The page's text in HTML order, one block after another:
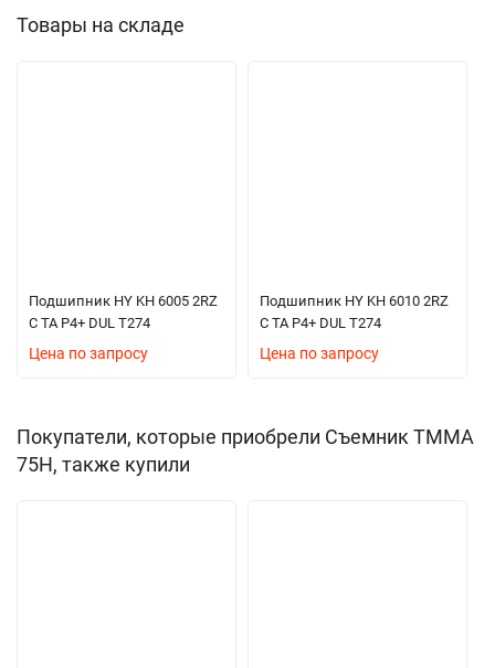
Товары на складе
Подшипник HY KH 6005 2RZ
C TA P4+ DUL T274
Цена по запросу
Подшипник HY KH 6010 2RZ
C TA P4+ DUL T274
Цена по запросу
Покупатели, которые приобрели Съемник TMMA
75H, также купили